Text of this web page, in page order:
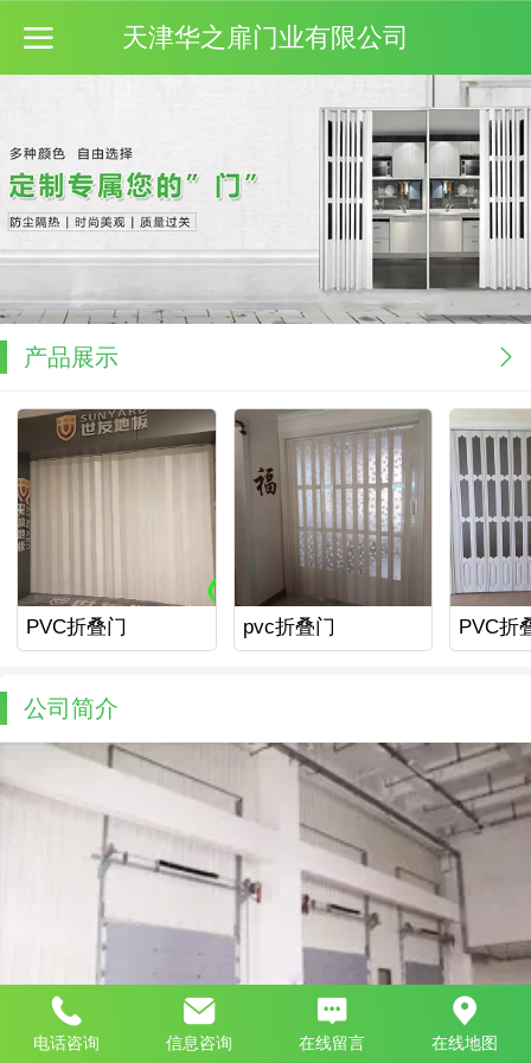
天津华之扉门业有限公司
产品展示
PVC折叠门 pvc折叠门 PVC折
公司简介
电话咨询 信息咨询 在线留言 在线地图